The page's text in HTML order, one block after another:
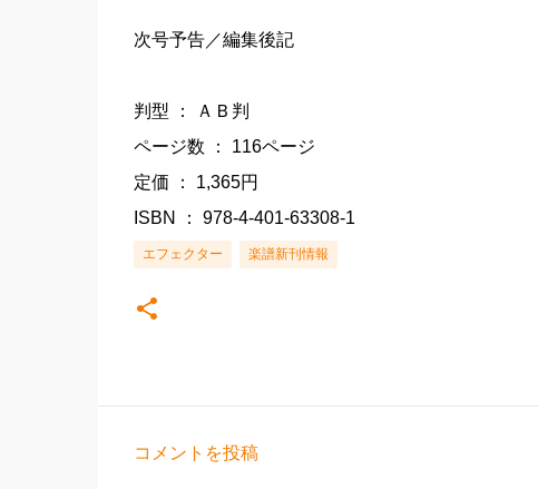
次号予告／編集後記
判型 ： ＡＢ判
ページ数 ： 116ページ
定価 ： 1,365円
ISBN ： 978-4-401-63308-1
エフェクター 楽譜新刊情報
コメントを投稿